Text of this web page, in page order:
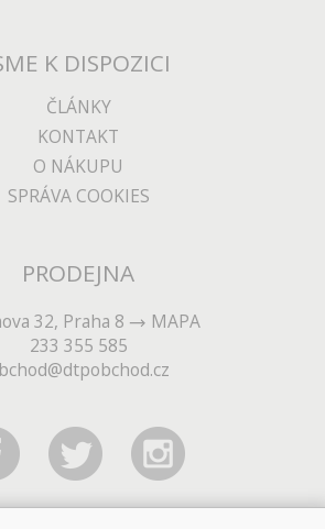
K DISPOZICI
ČLÁNKY
KONTAKT
O NÁKUPU
SPRÁVA COOKIES
PRODEJNA
32, Praha 8
MAPA
233 355 585